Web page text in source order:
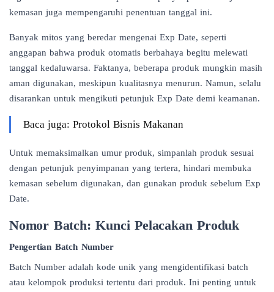
kemasan juga mempengaruhi penentuan tanggal ini.
Banyak mitos yang beredar mengenai Exp Date, seperti
anggapan bahwa produk otomatis berbahaya begitu melewati
tanggal kedaluwarsa. Faktanya, beberapa produk mungkin masih
aman digunakan, meskipun kualitasnya menurun. Namun, selalu
disarankan untuk mengikuti petunjuk Exp Date demi keamanan.
Baca juga: Protokol Bisnis Makanan
Untuk memaksimalkan umur produk, simpanlah produk sesuai
dengan petunjuk penyimpanan yang tertera, hindari membuka
kemasan sebelum digunakan, dan gunakan produk sebelum Exp
Date.
Nomor Batch: Kunci Pelacakan Produk
Pengertian Batch Number
Batch Number adalah kode unik yang mengidentifikasi batch
atau kelompok produksi tertentu dari produk. Ini penting untuk